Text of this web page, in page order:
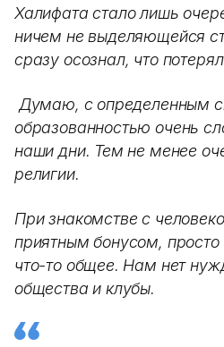
Халифата стало лишь
ничем не выделяющейся
сразу осознал, что
Думаю, с определенным
образованностью очень
наши дни. Тем не менее
религии.
При знакомстве с
приятным бонусом,
что-то общее. Нам нет
общества и клубы.